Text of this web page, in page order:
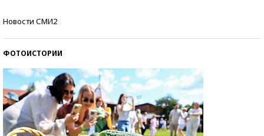
Новости СМИ2
ФОТОИСТОРИИ